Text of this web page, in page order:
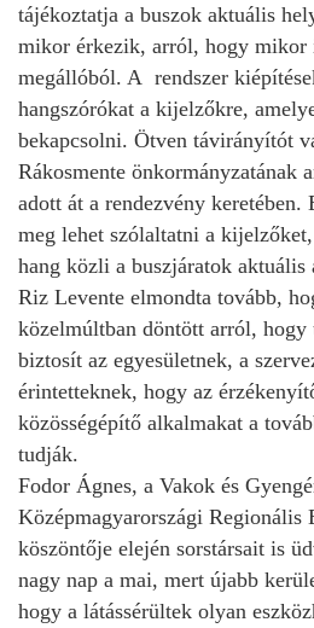
tájékoztatja a buszok aktuális
mikor érkezik, arról, hogy mikor
megállóból. A rendszer
hangszórókat a kijelzőkre,
bekapcsolni. Ötven távirányítót
Rákosmente önkormányzatának
adott át a rendezvény
meg lehet szólaltatni a
hang közli a buszjáratok aktuális
Riz Levente elmondta tovább,
közelmúltban döntött arról, hogy
biztosít az egyesületnek, a
érintetteknek, hogy az
közösségépítő alkalmakat a
tudják.
Fodor Ágnes, a Vakok és
Középmagyarországi Regionális
köszöntője elején sorstársait is
nagy nap a mai, mert újabb
hogy a látássérültek olyan